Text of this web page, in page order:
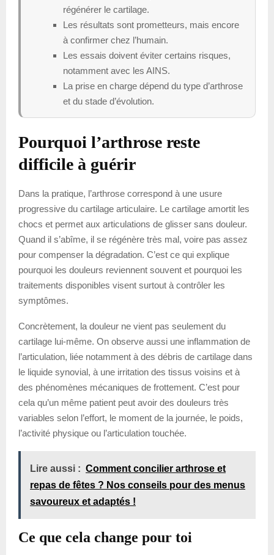
régénérer le cartilage.
Les résultats sont prometteurs, mais encore
à confirmer chez l’humain.
Les essais doivent éviter certains risques,
notamment avec les AINS.
La prise en charge dépend du type d’arthrose
et du stade d’évolution.
Pourquoi l’arthrose reste
difficile à guérir
Dans la pratique, l’arthrose correspond à une usure
progressive du cartilage articulaire. Le cartilage amortit les
chocs et permet aux articulations de glisser sans douleur.
Quand il s’abîme, il se régénère très mal, voire pas assez
pour compenser la dégradation. C’est ce qui explique
pourquoi les douleurs reviennent souvent et pourquoi les
traitements disponibles visent surtout à contrôler les
symptômes.
Concrètement, la douleur ne vient pas seulement du
cartilage lui-même. On observe aussi une inflammation de
l’articulation, liée notamment à des débris de cartilage dans
le liquide synovial, à une irritation des tissus voisins et à
des phénomènes mécaniques de frottement. C’est pour
cela qu’un même patient peut avoir des douleurs très
variables selon l’effort, le moment de la journée, le poids,
l’activité physique ou l’articulation touchée.
Lire aussi : Comment concilier arthrose et
repas de fêtes ? Nos conseils pour des menus
savoureux et adaptés !
Ce que cela change pour toi